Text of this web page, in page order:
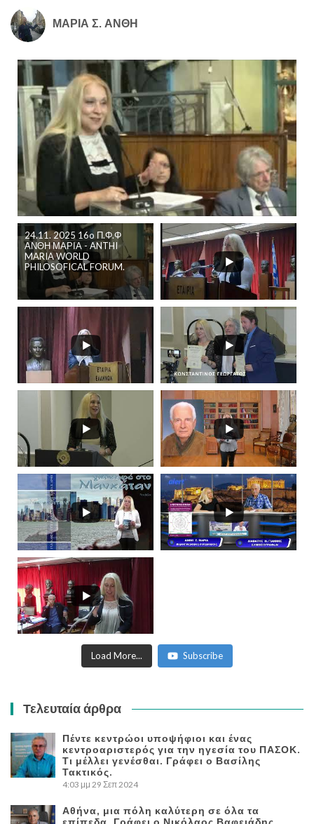
ΜΑΡΙΑ Σ. ΑΝΘΗ
24.11. 2025 16o Π.Φ.Φ
ΑΝΘΗ ΜΑΡΙΑ - ANTHI
MARIA WORLD
PHILOSOFICAL FORUM.
Load More... Subscribe
Τελευταία άρθρα
Πέντε κεντρώοι υποψήφιοι και ένας
κεντροαριστερός για την ηγεσία του ΠΑΣΟΚ.
Τι μέλλει γενέσθαι. Γράφει ο Βασίλης
Τακτικός.
4:03 μμ 29 Σεπ 2024
Αθήνα, μια πόλη καλύτερη σε όλα τα